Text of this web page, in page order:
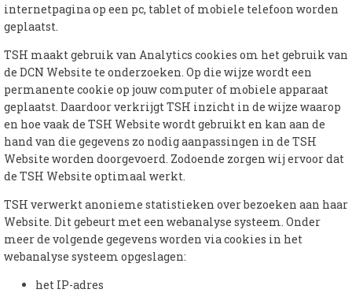
internetpagina op een pc, tablet of mobiele telefoon worden
geplaatst.
TSH maakt gebruik van Analytics cookies om het gebruik van
de DCN Website te onderzoeken. Op die wijze wordt een
permanente cookie op jouw computer of mobiele apparaat
geplaatst. Daardoor verkrijgt TSH inzicht in de wijze waarop
en hoe vaak de TSH Website wordt gebruikt en kan aan de
hand van die gegevens zo nodig aanpassingen in de TSH
Website worden doorgevoerd. Zodoende zorgen wij ervoor dat
de TSH Website optimaal werkt.
TSH verwerkt anonieme statistieken over bezoeken aan haar
Website. Dit gebeurt met een webanalyse systeem. Onder
meer de volgende gegevens worden via cookies in het
webanalyse systeem opgeslagen:
het IP-adres